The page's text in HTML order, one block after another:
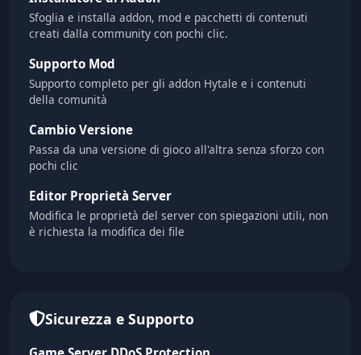
Sfoglia e installa addon, mod e pacchetti di contenuti
creati dalla community con pochi clic.
Supporto Mod
Supporto completo per gli addon Hytale e i contenuti
della comunità
Cambio Versione
Passa da una versione di gioco all'altra senza sforzo con
pochi clic
Editor Proprietà Server
Modifica le proprietà del server con spiegazioni utili, non
è richiesta la modifica dei file
Sicurezza e Supporto